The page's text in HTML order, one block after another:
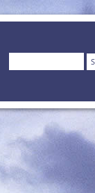
Søg